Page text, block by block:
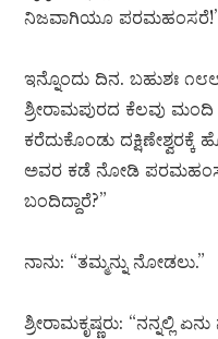
ನಿಜವಾಗಿಯೂ
ಇನ್ನೊಂದು ದಿನ. ಬಹುಶಃ
ಶ್ರೀರಾಮಪುರದ ಕೆಲವು
ಕರೆದುಕೊಂಡು
ಅವರ ಕಡೆ ನೋಡಿ
ಬಂದಿದ್ದಾರೆ?”
ನಾನು: “ತಮ್ಮನ್ನು ನೋಡಲು.”
ಶ್ರೀರಾಮಕೃಷ್ಣರು: